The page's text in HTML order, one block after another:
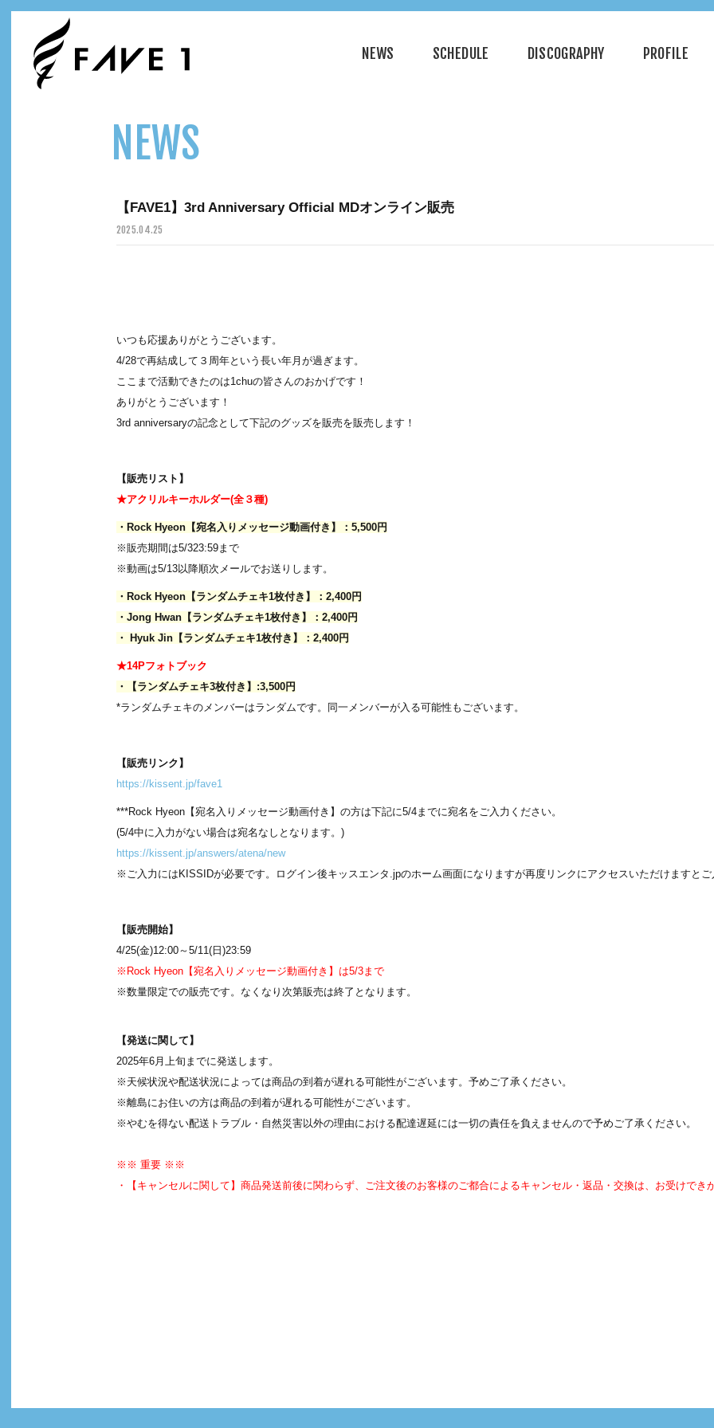
NEWS SCHEDULE DISCOGRAPHY PROFILE
NEWS
【FAVE1】3rd Anniversary Official MDオンライン販売
2025.04.25
いつも応援ありがとうございます。
4/28で再結成して３周年という長い年月が過ぎます。
ここまで活動できたのは1chuの皆さんのおかげです！
ありがとうございます！
3rd anniversaryの記念として下記のグッズを販売を販売します！
【販売リスト】
★アクリルキーホルダー(全３種)
・Rock Hyeon【宛名入りメッセージ動画付き】：5,500円
※販売期間は5/323:59まで
※動画は5/13以降順次メールでお送りします。
・Rock Hyeon【ランダムチェキ1枚付き】：2,400円
・Jong Hwan【ランダムチェキ1枚付き】：2,400円
・ Hyuk Jin【ランダムチェキ1枚付き】：2,400円
★14Pフォトブック
・【ランダムチェキ3枚付き】:3,500円
*ランダムチェキのメンバーはランダムです。同一メンバーが入る可能性もございます。
【販売リンク】
https://kissent.jp/fave1
***Rock Hyeon【宛名入りメッセージ動画付き】の方は下記に5/4までに宛名をご入力ください。
(5/4中に入力がない場合は宛名なしとなります。)
https://kissent.jp/answers/atena/new
※ご入力にはKISSIDが必要です。ログイン後キッスエンタ.jpのホーム画面になりますが再度リンクにアクセスいただけますと
【販売開始】
4/25(金)12:00～5/11(日)23:59
※Rock Hyeon【宛名入りメッセージ動画付き】は5/3まで
※数量限定での販売です。なくなり次第販売は終了となります。
【発送に関して】
2025年6月上旬までに発送します。
※天候状況や配送状況によっては商品の到着が遅れる可能性がございます。予めご了承ください。
※離島にお住いの方は商品の到着が遅れる可能性がございます。
※やむを得ない配送トラブル・自然災害以外の理由における配達遅延には一切の責任を負えませんので予めご了承ください。
※※ 重要 ※※
・【キャンセルに関して】商品発送前後に関わらず、ご注文後のお客様のご都合によるキャンセル・返品・交換は、お受けでき